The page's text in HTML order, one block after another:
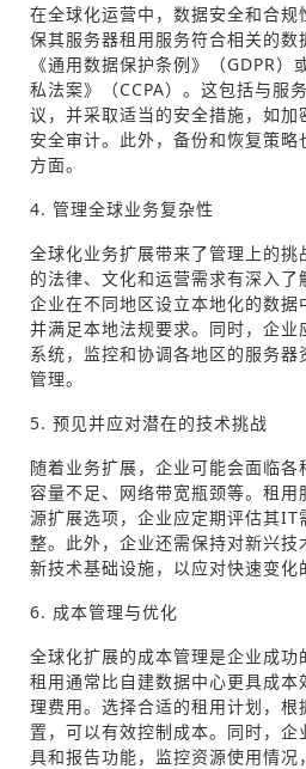
在全球化运营中，数据安全和合规
保其服务器租用服务符合相关的数
《通用数据保护条例》（GDPR）
私法案》（CCPA）。这包括与服
议，并采取适当的安全措施，如加
安全审计。此外，备份和恢复策
方面。
4. 管理全球业务复杂性
全球化业务扩展带来了管理上的
的法律、文化和运营需求有深入
企业在不同地区设立本地化的数据
并满足本地法规要求。同时，企
系统，监控和协调各地区的服务
管理。
5. 预见并应对潜在的技术挑战
随着业务扩展，企业可能会面临
容量不足、网络带宽瓶颈等。租用
源扩展选项，企业应定期评估其IT
整。此外，企业还需保持对新兴技
新技术基础设施，以应对快速变化
6. 成本管理与优化
全球化扩展的成本管理是企业成
租用通常比自建数据中心更具成
理费用。选择合适的租用计划，根
置，可以有效控制成本。同时，
具和报告功能，监控资源使用情况